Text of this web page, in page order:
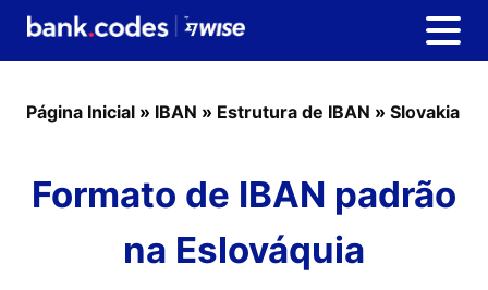
Página Inicial » IBAN » Estrutura de IBAN » Slovakia
Formato de IBAN padrão
na Eslováquia